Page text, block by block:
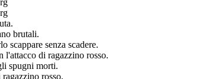
brutali.
scappare senza scadere.
l'attacco di ragazzino rosso.
spugni morti.
rosso.